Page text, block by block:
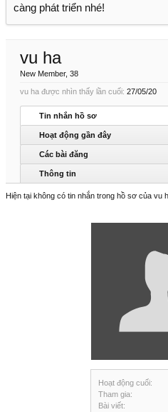
càng phát triển nhé!
Hoạt động cuối:
Tham gia:
Bài viết:
vu ha
New Member, 38
vu ha được nhìn thấy lần cuối: 27/05/20
Tin nhắn hồ sơ
Hoạt động gần đây
Các bài đăng
Thông tin
Hiện tại không có tin nhắn trong hồ sơ của vu